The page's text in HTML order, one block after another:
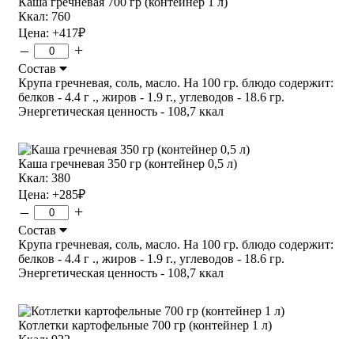
Ккал: 760
Цена: +417₽
– +
Состав
Крупа гречневая, соль, масло. На 100 гр. блюдо содержит:
белков - 4.4 г ., жиров - 1.9 г., углеводов - 18.6 гр.
Энергетическая ценность - 108,7 ккал
Каша гречневая 350 гр (контейнер 0,5 л)
Ккал: 380
Цена: +285₽
– +
Состав
Крупа гречневая, соль, масло. На 100 гр. блюдо содержит:
белков - 4.4 г ., жиров - 1.9 г., углеводов - 18.6 гр.
Энергетическая ценность - 108,7 ккал
Котлетки картофельные 700 гр (контейнер 1 л)